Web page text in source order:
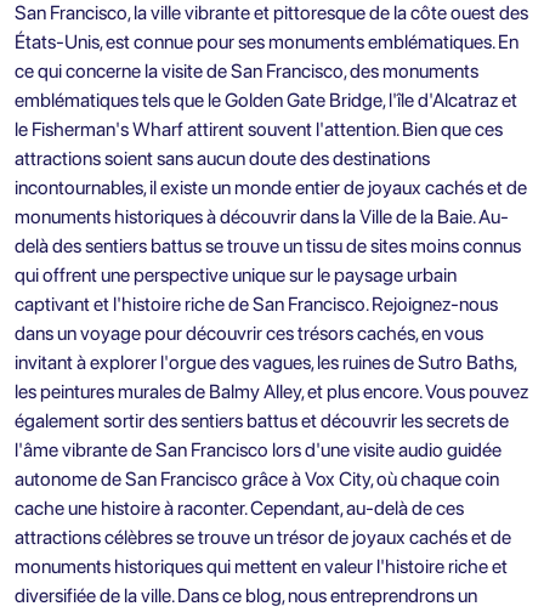
San Francisco, la ville vibrante et pittoresque de la côte ouest des
États-Unis, est connue pour ses monuments emblématiques. En
ce qui concerne la visite deSan Francisco, des monuments
emblématiques tels que le Golden Gate Bridge, l'île d'Alcatraz et
le Fisherman's Wharf attirent souvent l'attention. Bien que ces
attractions soient sans aucun doute des destinations
incontournables, il existe un monde entier de joyaux cachés et de
monuments historiques à découvrir dans la Ville de la Baie. Au-
delà des sentiers battus se trouve un tissu de sites moins connus
qui offrent une perspective unique sur le paysage urbain
captivant et l'histoire riche de San Francisco. Rejoignez-nous
dans un voyage pour découvrir ces trésors cachés, en vous
invitant à explorer l'orgue des vagues, les ruines de Sutro Baths,
les peintures murales de Balmy Alley, et plus encore. Vous pouvez
également sortir des sentiers battus et découvrir les secrets de
l'âme vibrante de San Francisco lors d'une visite audio guidée
autonome de San Francisco grâce àVox City, où chaque coin
cache une histoire à raconter. Cependant, au-delà de ces
attractions célèbres se trouve un trésor de joyaux cachés et de
monuments historiques qui mettent en valeur l'histoire riche et
diversifiée de la ville. Dans ce blog, nous entreprendrons un